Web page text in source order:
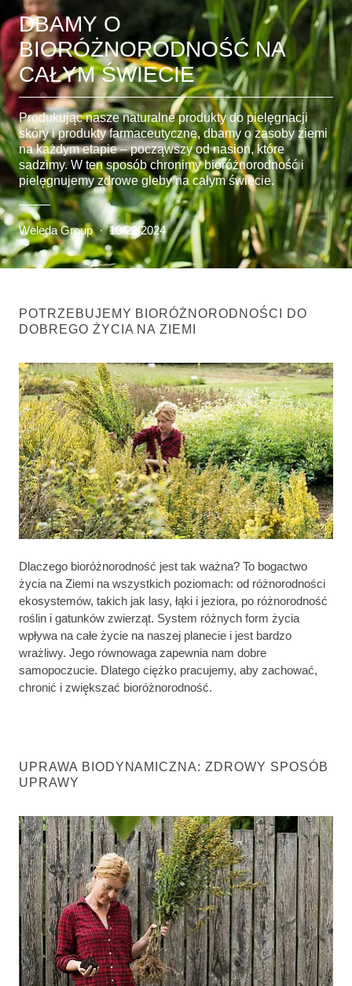
DBAMY O
BIORÓŻNORODNOŚĆ NA
CAŁYM ŚWIECIE
Produkując nasze naturalne produkty do pielęgnacji
skóry i produkty farmaceutyczne, dbamy o zasoby ziemi
na każdym etapie – począwszy od nasion, które
sadzimy. W ten sposób chronimy bioróżnorodność i
pielęgnujemy zdrowe gleby na całym świecie.
Weleda Group · 10/22/2024
POTRZEBUJEMY BIORÓŻNORODNOŚCI DO
DOBREGO ŻYCIA NA ZIEMI
Dlaczego bioróżnorodność jest tak ważna? To bogactwo
życia na Ziemi na wszystkich poziomach: od różnorodności
ekosystemów, takich jak lasy, łąki i jeziora, po różnorodność
roślin i gatunków zwierząt. System różnych form życia
wpływa na całe życie na naszej planecie i jest bardzo
wrażliwy. Jego równowaga zapewnia nam dobre
samopoczucie. Dlatego ciężko pracujemy, aby zachować,
chronić i zwiększać bioróżnorodność.
UPRAWA BIODYNAMICZNA: ZDROWY SPOSÓB
UPRAWY